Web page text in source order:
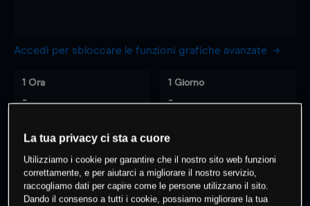
Accedi per sbloccare le funzioni grafiche avanzate
1 Ora
-
1 Giorno
-
7 Giorni
-
30 Giorni
-
La tua privacy ci sta a cuore
Utilizziamo i cookie per garantire che il nostro sito web funzioni
correttamente, e per aiutarci a migliorare il nostro servizio,
raccogliamo dati per capire come le persone utilizzano il sito.
Dando il consenso a tutti i cookie, possiamo migliorare la tua